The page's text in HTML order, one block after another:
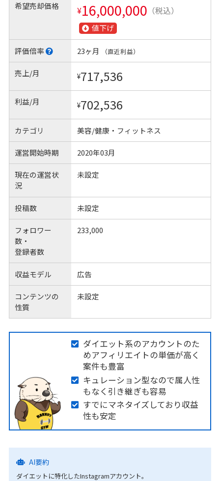
希望売却価格 ¥16,000,000 （税込）
値下げ
評価倍率 23ヶ月 （直近利益）
売上/月 ¥717,536
利益/月 ¥702,536
カテゴリ 美容/健康・フィットネス
運営開始時期 2020年03月
現在の運営状
況
未設定
投稿数 未設定
フォロワー
数・
登録者数
233,000
収益モデル 広告
コンテンツの
性質
未設定
ダイエット系のアカウントのた
めアフィリエイトの単価が高く
案件も豊富
キュレーション型なので属人性
もなく引き継ぎも容易
すでにマネタイズしており収益
性も安定
AI要約
ダイエットに特化したInstagramアカウント。